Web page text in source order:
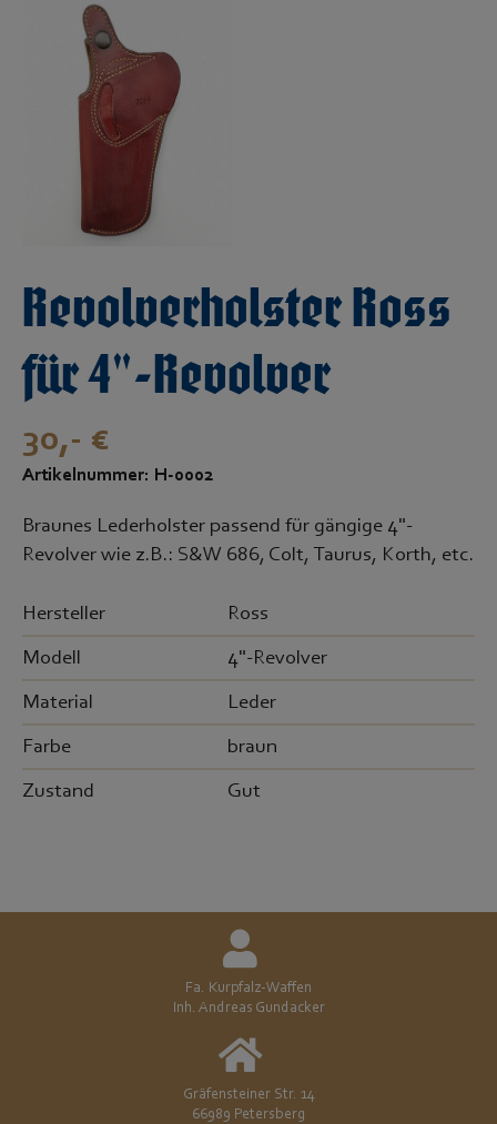
Revolverholster Ross
für 4"-Revolver
30,- €
Artikelnummer: H-0002
Braunes Lederholster passend für gängige 4"-
Revolver wie z.B.: S&W 686, Colt, Taurus, Korth, etc.
Hersteller Ross
Modell 4"-Revolver
Material Leder
Farbe braun
Zustand Gut
Fa. Kurpfalz-Waffen
Inh. Andreas Gundacker
Gräfensteiner Str. 14
66989 Petersberg